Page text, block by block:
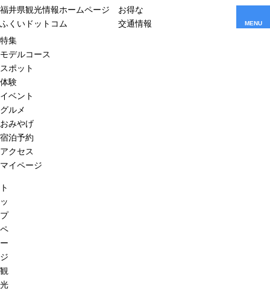
福井県観光情報ホームページ
ふくいドットコム
お得な
交通情報
MENU
特集
モデルコース
スポット
体験
イベント
グルメ
おみやげ
宿泊予約
アクセス
マイページ
ト
ッ
プ
ペ
ー
ジ
観
光